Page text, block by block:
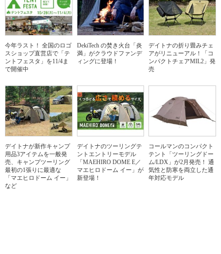
今年ラスト！ 全国のロゴ
スショップ直営店で「テ
ントフェスタ」を11/4ま
で開催中
DekiTech の焚き火台「炎
満」がクラウドファンデ
ィングに登場！
デイトナの折り畳みチェ
アがリニューアル！「コ
ンパクトチェアMIL2」発
売
デイトナが新作キャンプ
用品3アイテムを一般発
売、キャンプツーリング
最初の1張りに最適な
「マエヒロドーム イー」
など
デイトナのツーリングテ
ントエントリーモデル
「MAEHIRO DOME E／
マエヒロドーム イー」が
新登場！
コールマンのコンパクト
テント「ツーリングドー
ム/LDX」が2月発売！ 通
気性と防寒を両立した通
年対応モデル